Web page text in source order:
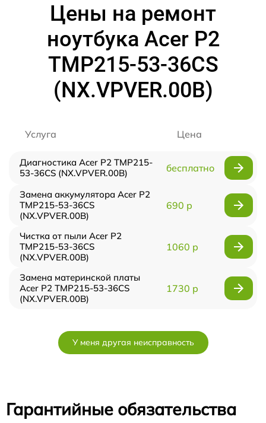
Цены на ремонт
ноутбука Acer P2
TMP215-53-36CS
(NX.VPVER.00B)
Услуга Цена
Диагностика Acer P2 TMP215-
53-36CS (NX.VPVER.00B)
бесплатно
Замена аккумулятора Acer P2
TMP215-53-36CS
(NX.VPVER.00B)
690 р
Чистка от пыли Acer P2
TMP215-53-36CS
(NX.VPVER.00B)
1060 р
Замена материнской платы
Acer P2 TMP215-53-36CS
(NX.VPVER.00B)
1730 р
У меня другая неисправность
Гарантийные обязательства